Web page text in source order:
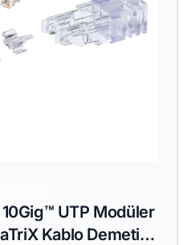
UTP Modüler
Kablo Demeti